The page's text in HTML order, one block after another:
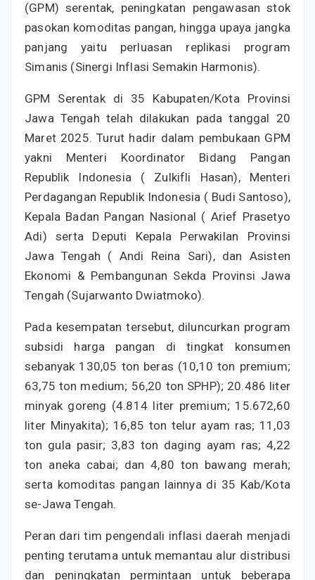
(GPM) serentak, peningkatan pengawasan stok
pasokan komoditas pangan, hingga upaya jangka
panjang yaitu perluasan replikasi program
Simanis (Sinergi Inflasi Semakin Harmonis).
GPM Serentak di 35 Kabupaten/Kota Provinsi
Jawa Tengah telah dilakukan pada tanggal 20
Maret 2025. Turut hadir dalam pembukaan GPM
yakni Menteri Koordinator Bidang Pangan
Republik Indonesia ( Zulkifli Hasan), Menteri
Perdagangan Republik Indonesia ( Budi Santoso),
Kepala Badan Pangan Nasional ( Arief Prasetyo
Adi) serta Deputi Kepala Perwakilan Provinsi
Jawa Tengah ( Andi Reina Sari), dan Asisten
Ekonomi & Pembangunan Sekda Provinsi Jawa
Tengah (Sujarwanto Dwiatmoko).
Pada kesempatan tersebut, diluncurkan program
subsidi harga pangan di tingkat konsumen
sebanyak 130,05 ton beras (10,10 ton premium;
63,75 ton medium; 56,20 ton SPHP); 20.486 liter
minyak goreng (4.814 liter premium; 15.672,60
liter Minyakita); 16,85 ton telur ayam ras; 11,03
ton gula pasir; 3,83 ton daging ayam ras; 4,22
ton aneka cabai; dan 4,80 ton bawang merah;
serta komoditas pangan lainnya di 35 Kab/Kota
se-Jawa Tengah.
Peran dari tim pengendali inflasi daerah menjadi
penting terutama untuk memantau alur distribusi
dan peningkatan permintaan untuk beberapa